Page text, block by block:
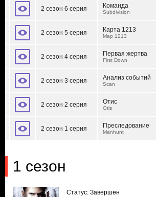
2 сезон 6 серия Команда
Subdivision
2 сезон 5 серия Карта 1213
Map 1213
2 сезон 4 серия Первая жертва
First Down
2 сезон 3 серия Анализ событий
Scan
2 сезон 2 серия Отис
Otis
2 сезон 1 серия Преследование
Manhunt
1 сезон
Статус: Завершен